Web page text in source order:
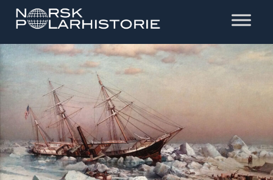
Hopp
hovedinnholdet
Polarhistorie